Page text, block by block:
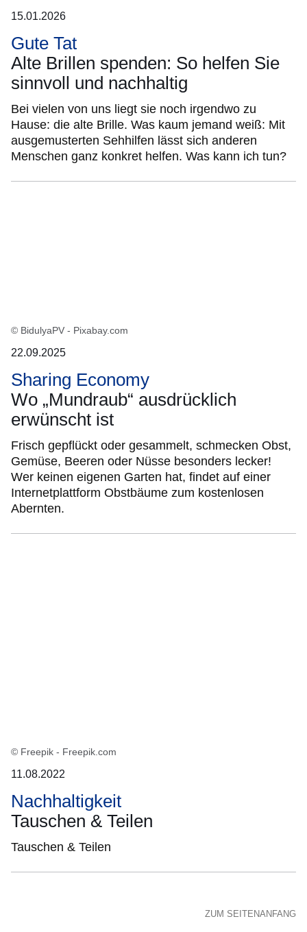
15.01.2026
Gute Tat
Alte Brillen spenden: So helfen Sie
sinnvoll und nachhaltig
Bei vielen von uns liegt sie noch irgendwo zu
Hause: die alte Brille. Was kaum jemand weiß: Mit
ausgemusterten Sehhilfen lässt sich anderen
Menschen ganz konkret helfen. Was kann ich tun?
© BidulyaPV - Pixabay.com
22.09.2025
Sharing Economy
Wo „Mundraub“ ausdrücklich
erwünscht ist
Frisch gepflückt oder gesammelt, schmecken Obst,
Gemüse, Beeren oder Nüsse besonders lecker!
Wer keinen eigenen Garten hat, findet auf einer
Internetplattform Obstbäume zum kostenlosen
Abernten.
© Freepik - Freepik.com
11.08.2022
Nachhaltigkeit
Tauschen & Teilen
Tauschen & Teilen
ZUM SEITENANFANG